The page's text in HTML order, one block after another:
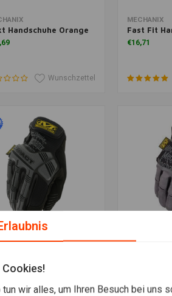
Warenkorb hinzufügen
Handschuhe Orange
Wunschzettel
MECHANIX
Fast Fit
€16,71
€33,48
tun wir alles, um Ihren Besuch bei uns